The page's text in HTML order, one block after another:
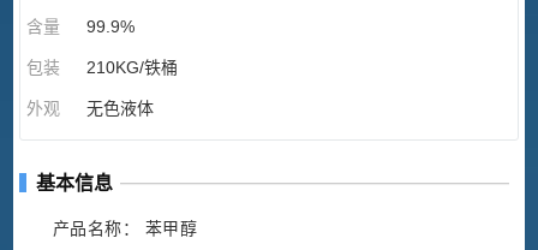
含量 99.9%
包装 210KG/铁桶
外观 无色液体
基本信息
产品名称： 苯甲醇